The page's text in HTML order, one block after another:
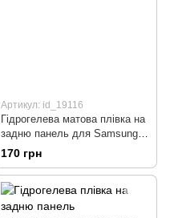
Артикул: id_19116
Гідрогелева матова плівка на
задню панель для Samsung
A7 2018 (A750) Mietubl Matte
170 грн